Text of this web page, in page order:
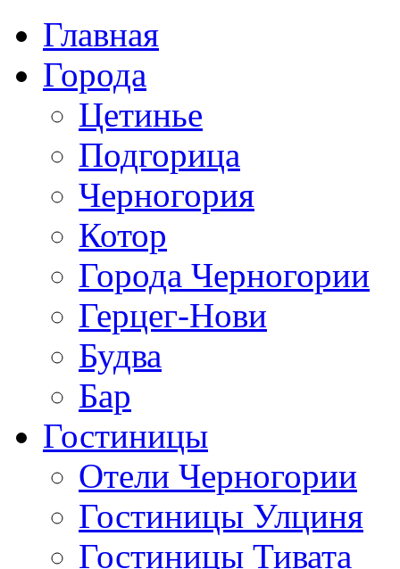
Главная
Города
Цетинье
Подгорица
Черногория
Котор
Города Черногории
Герцег-Нови
Будва
Бар
Гостиницы
Отели Черногории
Гостиницы Улциня
Гостиницы Тивата